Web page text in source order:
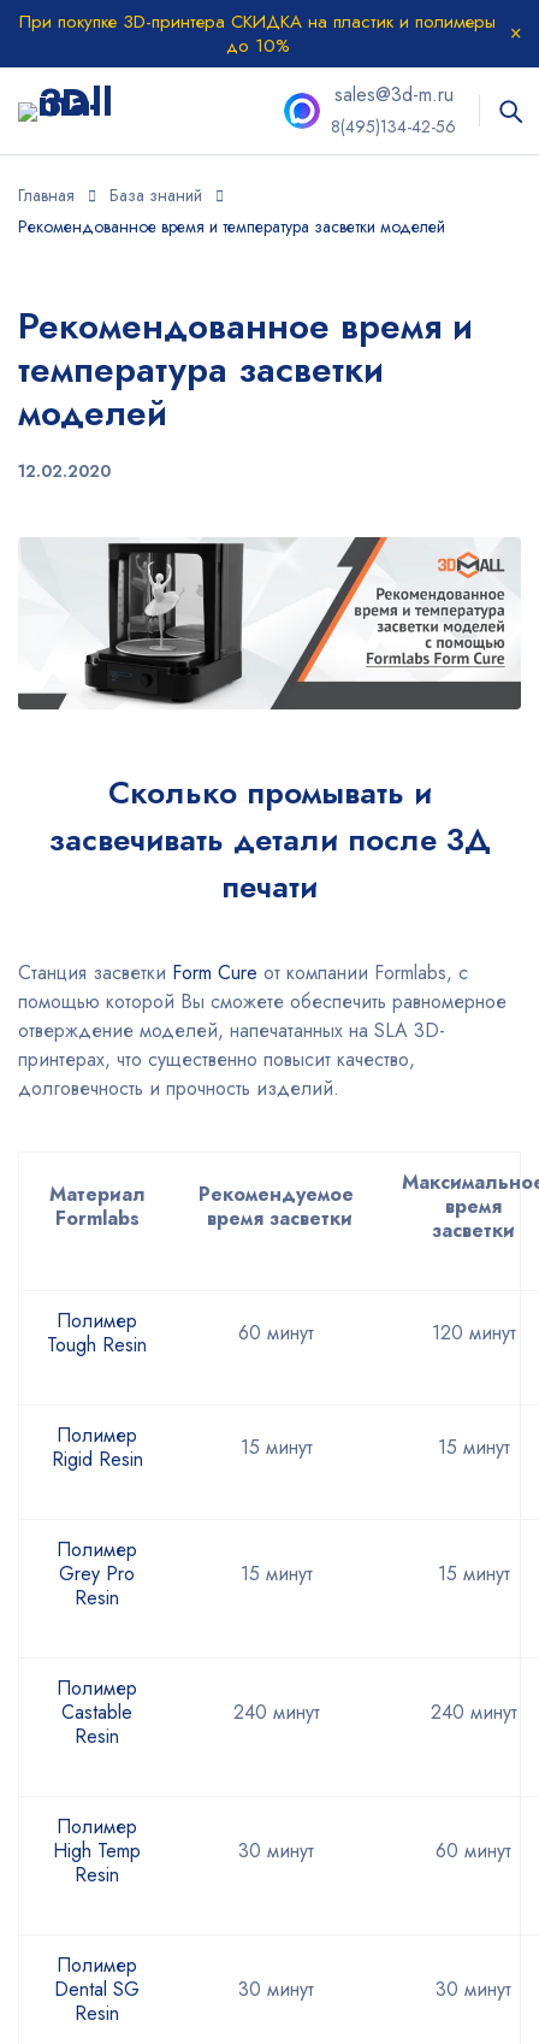
При покупке 3D-принтера СКИДКА на пластик и полимеры
до 10%
sales@3d-m.ru
8(495)134-42-56
Главная
База знаний
Рекомендованное время и температура засветки моделей
Рекомендованное время и
температура засветки
моделей
12.02.2020
Сколько промывать и
засвечивать детали после 3Д
печати
Станция засветки Form Cure от компании Formlabs, с
помощью которой Вы сможете обеспечить равномерное
отверждение моделей, напечатанных на SLA 3D-
принтерах, что существенно повысит качество,
долговечность и прочность изделий.
Материал
Formlabs
Рекомендуемое
время засветки
время
засветки
Полимер
Tough Resin
60 минут 120 минут
Полимер
Rigid Resin
15 минут 15 минут
Полимер
Grey Pro
Resin
15 минут 15 минут
Полимер
Castable
Resin
240 минут 240 минут
Полимер
High Temp
Resin
30 минут 60 минут
Полимер
Dental SG
Resin
30 минут 30 минут